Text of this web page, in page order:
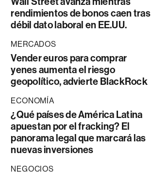
rendimientos de bonos caen tras
débil dato laboral en EE.UU.
MERCADOS
Vender euros para comprar
yenes aumenta el riesgo
geopolítico, advierte BlackRock
ECONOMÍA
¿Qué países de América Latina
apuestan por el fracking? El
panorama legal que marcará las
nuevas inversiones
NEGOCIOS